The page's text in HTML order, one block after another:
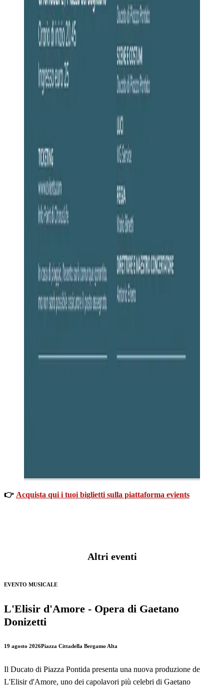
👉 Acquista qui i tuoi biglietti sulla piattaforma evients
Altri eventi
EVENTO MUSICALE
L'Elisir d'Amore - Opera di Gaetano
Donizetti
19 agosto 2026Piazza Cittadella Bergamo Alta
Il Ducato di Piazza Pontida presenta una nuova produzione de
L'Elisir d'Amore, uno dei capolavori più celebri di Gaetano